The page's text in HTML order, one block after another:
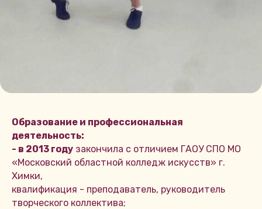
Образование и профессиональная
деятельность:
- в 2013 году закончила с отличием ГАОУ СПО МО
«Московский областной колледж искусств» г.
Химки,
квалификация - преподаватель, руководитель
творческого коллектива;